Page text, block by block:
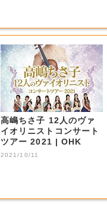
高嶋ちさ子 12人のヴァ
イオリニストコンサート
ツアー 2021 | OHK
2021/10/11